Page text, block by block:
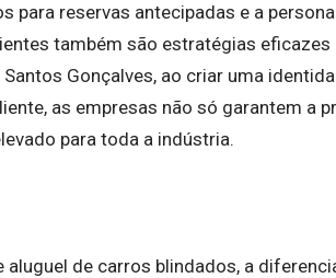
para reservas antecipadas e a
também são estratégias eficazes
Gonçalves, ao criar uma
as empresas não só garantem a
para toda a indústria.
de carros blindados, a